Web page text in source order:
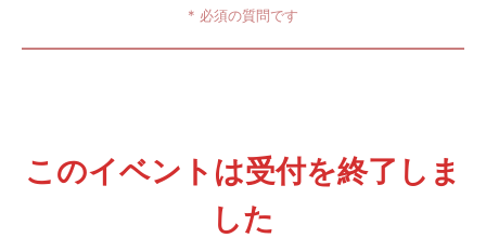
* 必須の質問です
このイベントは受付を終了しま
した